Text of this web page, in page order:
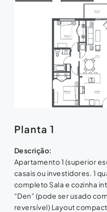
Planta 1
Descrição:
Apartamento 1 (superior
casais ou investidores. 1
completo Sala e cozinha
“Den” (pode ser usado
reversível) Layout